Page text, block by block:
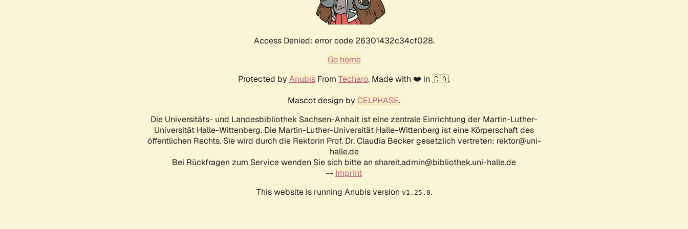
Access Denied: error code 26301432c34cf028.
Go home
Protected by Anubis From Techaro. Made with ❤️ in 🇨🇦.
Mascot design by CELPHASE.
Die Universitäts- und Landesbibliothek Sachsen-Anhalt ist eine zentrale Einrichtung der Martin-Luther-
Universität Halle-Wittenberg. Die Martin-Luther-Universität Halle-Wittenberg ist eine Körperschaft des
öffentlichen Rechts. Sie wird durch die Rektorin Prof. Dr. Claudia Becker gesetzlich vertreten: rektor@uni-
halle.de
Bei Rückfragen zum Service wenden Sie sich bitte an shareit.admin@bibliothek.uni-halle.de
-- Imprint
This website is running Anubis version v1.25.0.